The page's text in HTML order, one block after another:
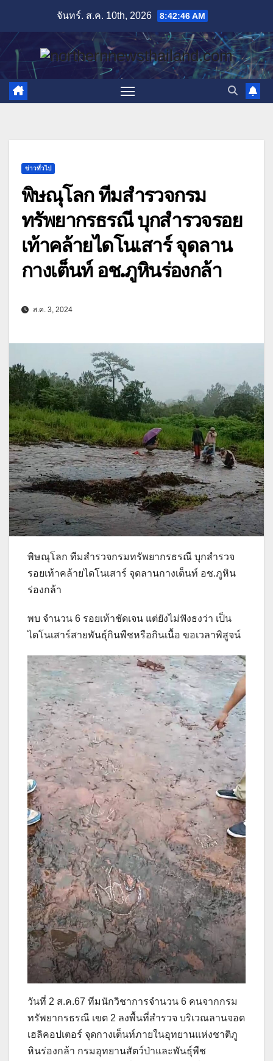
content
จันทร์. ส.ค. 10th, 2026 8:42:48 AM
ข่าวทั่วไป
พิษณุโลก ทีมสำรวจกรม
ทรัพยากรธรณี บุกสำรวจรอย
เท้าคล้ายไดโนเสาร์ จุดลาน
กางเต็นท์ อช.ภูหินร่องกล้า
ส.ค. 3, 2024
พิษณุโลก ทีมสำรวจกรมทรัพยากรธรณี บุกสำรวจ
รอยเท้าคล้ายไดโนเสาร์ จุดลานกางเต็นท์ อช.ภูหิน
ร่องกล้า
พบ จำนวน 6 รอยเท้าชัดเจน แต่ยังไม่ฟังธงว่า เป็น
ไดโนเสาร์สายพันธุ์กินพืชหรือกินเนื้อ ขอเวลาพิสูจน์
วันที่ 2 ส.ค.67 ทีมนักวิชาการจำนวน 6 คนจากกรม
ทรัพยากรธรณี เขต 2 ลงพื้นที่สำรวจ บริเวณลานจอด
เฮลิคอปเตอร์ จุดกางเต็นท์ภายในอุทยานแห่งชาติภู
หินร่องกล้า กรมอุทยานสัตว์ป่าและพันธุ์พืช